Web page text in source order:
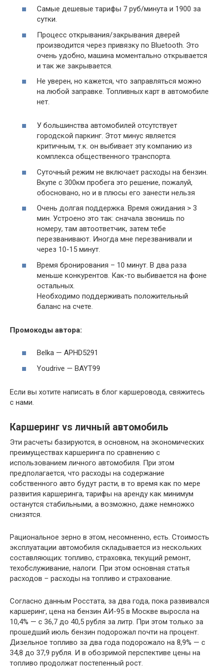
Самые дешевые тарифы 7 руб/минута и 1900 за
сутки.
Процесс открывания/закрывания дверей
производится через привязку по Bluetooth. Это
очень удобно, машина моментально открывается
и так же закрывается.
Не уверен, но кажется, что заправляться можно
на любой заправке. Топливных карт в автомобиле
нет.
У большинства автомобилей отсутствует
городской паркинг. Этот минус является
критичным, т.к. он выбивает эту компанию из
комплекса общественного транспорта.
Суточный режим не включает расходы на бензин.
Вкупе с 300км пробега это решение, пожалуй,
обосновано, но и в плюсы его занести нельзя
Очень долгая поддержка. Время ожидания > 3
мин. Устроено это так: сначала звонишь по
номеру, там автоответчик, затем тебе
перезванивают. Иногда мне перезванивали и
через 10-15 минут.
Время бронирования – 10 минут. В два раза
меньше конкурентов. Как-то выбивается на фоне
остальных.
Необходимо поддерживать положительный
баланс на счете.
Промокоды автора:
Belka — APHD5291
Youdrive — BAYT99
Если вы хотите написать в блог каршеровода, свяжитесь
с нами.
Каршеринг vs личный автомобиль
Эти расчеты базируются, в основном, на экономических
преимуществах каршеринга по сравнению с
использованием личного автомобиля. При этом
предполагается, что расходы на содержание
собственного авто будут расти, в то время как по мере
развития каршеринга, тарифы на аренду как минимум
останутся стабильными, а возможно, даже немножко
снизятся.
Рациональное зерно в этом, несомненно, есть. Стоимость
эксплуатации автомобиля складывается из нескольких
составляющих: топливо, страховка, текущий ремонт,
техобслуживание, налоги. При этом основная статья
расходов – расходы на топливо и страхование.
Согласно данным Росстата, за два года, пока развивался
каршеринг, цена на бензин АИ-95 в Москве выросла на
10,4% — с 36,7 до 40,5 рубля за литр. При этом только за
прошедший июль бензин подорожал почти на процент.
Дизельное топливо за два года подорожало на 8,9% — с
34,8 до 37,9 рубля. И в обозримой перспективе цены на
топливо продолжат постепенный рост.